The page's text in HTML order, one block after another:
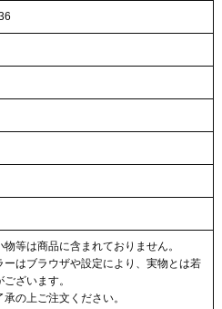
等は商品に含まれておりません。
はブラウザや設定により、実物とは若
ざいます。
の上ご注文ください。